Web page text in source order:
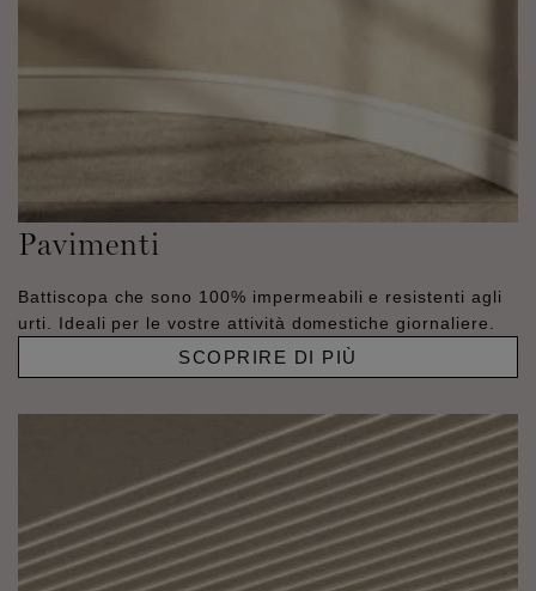
Pavimenti
Battiscopa che sono 100% impermeabili e resistenti agli
urti. Ideali per le vostre attività domestiche giornaliere.
SCOPRIRE DI PIÙ